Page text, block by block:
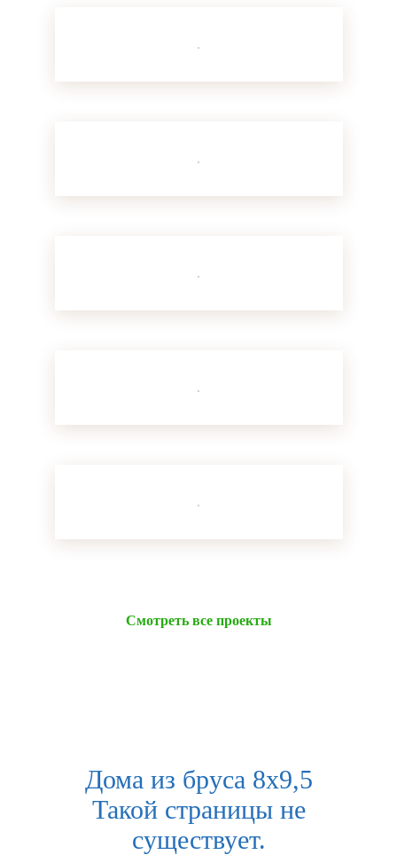
Смотреть все проекты
Дома из бруса 8x9,5
Такой страницы не
существует.